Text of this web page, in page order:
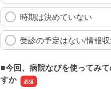
時期は決めていない
受診の予定はない/情報
■今回、病院なびを使ってみ
すか